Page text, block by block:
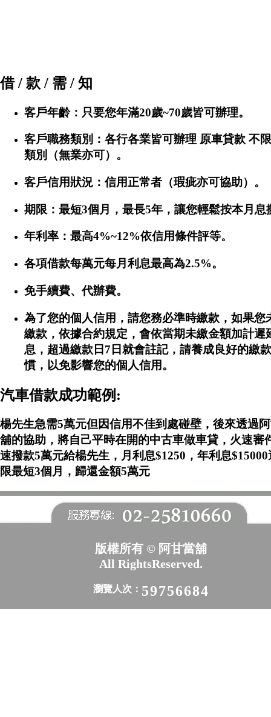
借 / 款 / 需 / 知
客戶年齡：只要您年滿20歲~70歲皆可辦理。
客戶職務類別：各行各業皆可辦理 原車貸款 不
類別（無業亦可）。
客戶信用狀況：信用正常者（瑕疵亦可協助）。
期限：最短3個月，最長5年，讓您輕鬆按本月息
年利率：最高4%~12%依信用條件評等。
各項借款每萬元每月利息最高為2.5%。
免手續費、代辦費。
為了您的個人信用，請您務必準時繳款，如果您
繳款，依據合約規定，會依當期未繳金額加計遲
息，超過繳款日7日就會註記，請養成良好的繳
慣，以免影響您的個人信用。
汽車借款成功範例:
楊先生急需5萬元但因信用不佳到處碰壁，後來透過
舖的協助，將自己平時在開的中古車做車貸，火速審
速撥款5萬元給楊先生，月利息$1250，年利息
限最短3個月，歸還金額5萬元
版權所有 © 阿甘當舖
All RightsReserved.
瀏覽人次： 59756684